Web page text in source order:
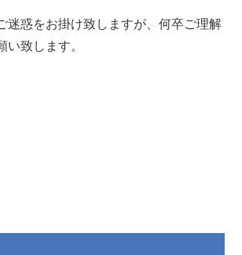
迷惑をお掛け致しますが、何卒ご理解
い致します。